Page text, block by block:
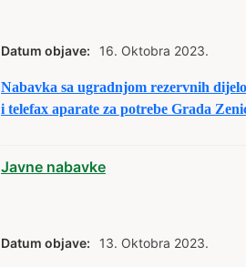
Datum objave: 16. Oktobra 2023.
Nabavka sa ugradnjom rezervnih
i telefax aparate za potrebe Grada
Javne nabavke
Datum objave: 13. Oktobra 2023.